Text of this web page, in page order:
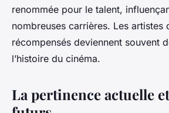
renommée pour le talent,
nombreuses carrières. Les artistes
récompensés deviennent souvent
l’histoire du cinéma.
La pertinence actuelle